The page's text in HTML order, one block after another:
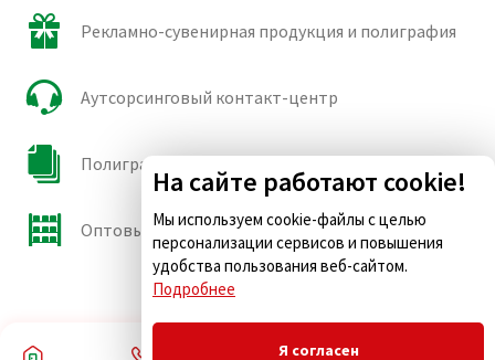
Рекламно-сувенирная продукция и полиграфия
Аутсорсинговый контакт-центр
Полиграфические сорта бумаги и картона
Оптовые продажи
На сайте работают cookie!
Мы используем cookie-файлы с целью
персонализации сервисов и повышения
удобства пользования веб-сайтом.
Подробнее
Я согласен